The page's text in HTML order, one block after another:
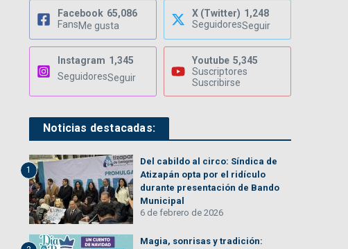
Facebook 65,086
FansMe gusta
X (Twitter) 1,248
SeguidoresSeguir
Instagram 1,345
SeguidoresSeguir
Youtube 5,345
Suscriptores
Suscribirse
Noticias destacadas:
1
Del cabildo al circo: Síndica de
Atizapán opta por el ridículo
durante presentación de Bando
Municipal
6 de febrero de 2026
Magia, sonrisas y tradición: